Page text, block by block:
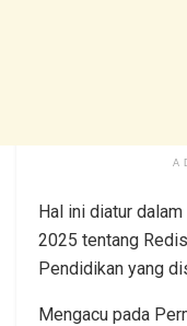
Hal ini diatur
2025 tentang
Pendidikan yang
Mengacu pada